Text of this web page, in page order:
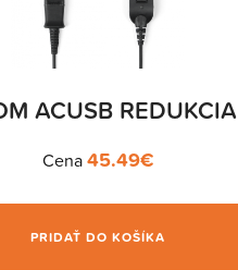
ACUSB REDUKCIA
Cena45.49€
PRIDAŤ DO KOŠÍKA